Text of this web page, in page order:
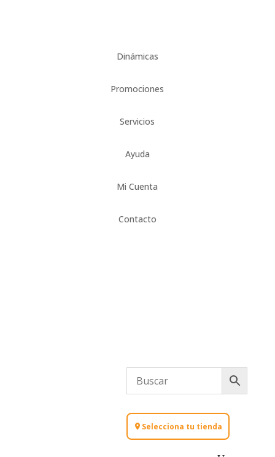
Dinámicas
Promociones
Servicios
Ayuda
Mi Cuenta
Contacto
Selecciona tu tienda